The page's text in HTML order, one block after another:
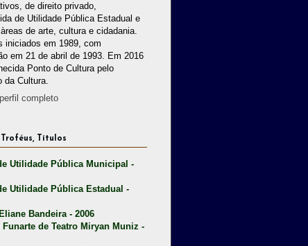
de direito privado,
de Utilidade Pública Estadual e
de arte, cultura e cidadania.
iniciados em 1989, com
em 21 de abril de 1993. Em 2016
Ponto de Cultura pelo
da Cultura.
completo
Troféus, Títulos
Utilidade Pública Municipal -
Utilidade Pública Estadual -
Bandeira - 2006
de Teatro Miryan Muniz -